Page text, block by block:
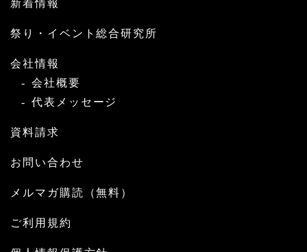
新着情報
祭り・イベント総合研究所
会社情報
会社概要
代表メッセージ
資料請求
お問い合わせ
メルマガ購読（無料）
ご利用規約